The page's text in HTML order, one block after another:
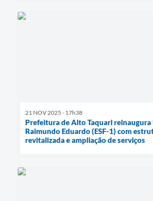
21 NOV 2025 - 17h38
Prefeitura de Alto Taquari reinaugura
Raimundo Eduardo (ESF-1) com
revitalizada e ampliação de serviços